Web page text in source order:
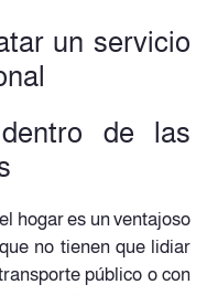
un servicio
de las
hogar es un ventajoso
no tienen que lidiar
público o con